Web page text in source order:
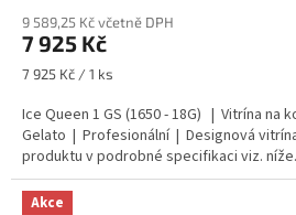
9 589,25 Kč včetně DPH
7 925 Kč
Měrná
7 925 Kč / 1 ks
Ice Queen 1 GS (1650 - 18G) | Vitrína na
Gelato | Profesionální | Designová
produktu v podrobné specifikaci viz.
Akce